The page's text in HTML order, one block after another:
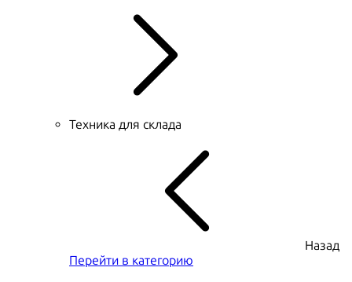
Техника для склада
Назад
Перейти в категорию